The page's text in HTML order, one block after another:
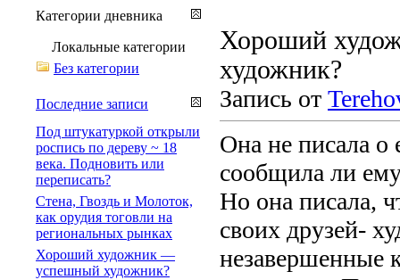
Хороший
художник?
Запись от
Она не писала о
сообщила ли
Но она писала,
своих друзей-
незавершенные
Категории дневника
Локальные категории
Без категории
Последние записи
Под штукатуркой открыли
роспись по дереву ~ 18
века. Подновить или
переписать?
Стена, Гвоздь и Молоток,
как орудия тоговли на
региональных рынках
Хороший художник —
успешный художник?